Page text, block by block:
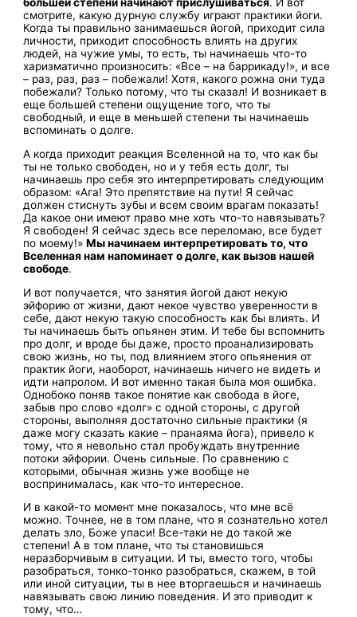
большей степени начинают прислушиваться. И вот
смотрите, какую дурную службу играют практики йоги.
Когда ты правильно занимаешься йогой, приходит сила
личности, приходит способность влиять на других
людей, на чужие умы, то есть, ты начинаешь что-то
харизматично произносить: «Все – на баррикаду!», и все
– раз, раз, раз – побежали! Хотя, какого рожна они туда
побежали? Только потому, что ты сказал! И возникает в
еще большей степени ощущение того, что ты
свободный, и еще в меньшей степени ты начинаешь
вспоминать о долге.
А когда приходит реакция Вселенной на то, что как бы
ты не только свободен, но и у тебя есть долг, ты
начинаешь про себя это интерпретировать следующим
образом: «Ага! Это препятствие на пути! Я сейчас
должен стиснуть зубы и всем своим врагам показать!
Да какое они имеют право мне хоть что-то навязывать?
Я свободен! Я сейчас здесь все переломаю, все будет
по моему!»Мы начинаем интерпретировать то, что
Вселенная нам напоминает о долге, как вызов нашей
свободе.
И вот получается, что занятия йогой дают некую
эйфорию от жизни, дают некое чувство уверенности в
себе, дают некую такую способность как бы влиять. И
ты начинаешь быть опьянен этим. И тебе бы вспомнить
про долг, и вроде бы даже, просто проанализировать
свою жизнь, но ты, под влиянием этого опьянения от
практик йоги, наоборот, начинаешь ничего не видеть и
идти напролом. И вот именно такая была моя ошибка.
Однобоко поняв такое понятие как свобода в йоге,
забыв про слово «долг» с одной стороны, с другой
стороны, выполняя достаточно сильные практики (я
даже могу сказать какие – пранаяма йога), привело к
тому, что я невольно стал пробуждать внутренние
потоки эйфории. Очень сильные. По сравнению с
которыми, обычная жизнь уже вообще не
воспринималась, как что-то интересное.
И в какой-то момент мне показалось, что мне всё
можно. Точнее, не в том плане, что я сознательно хотел
делать зло, Боже упаси! Все-таки не до такой же
степени! А в том плане, что ты становишься
неразборчивым в ситуации. И ты, вместо того, чтобы
разобраться, тонко-тонко разобраться, скажем, в той
или иной ситуации, ты в нее вторгаешься и начинаешь
навязывать свою линию поведения. И это приводит к
тому, что…